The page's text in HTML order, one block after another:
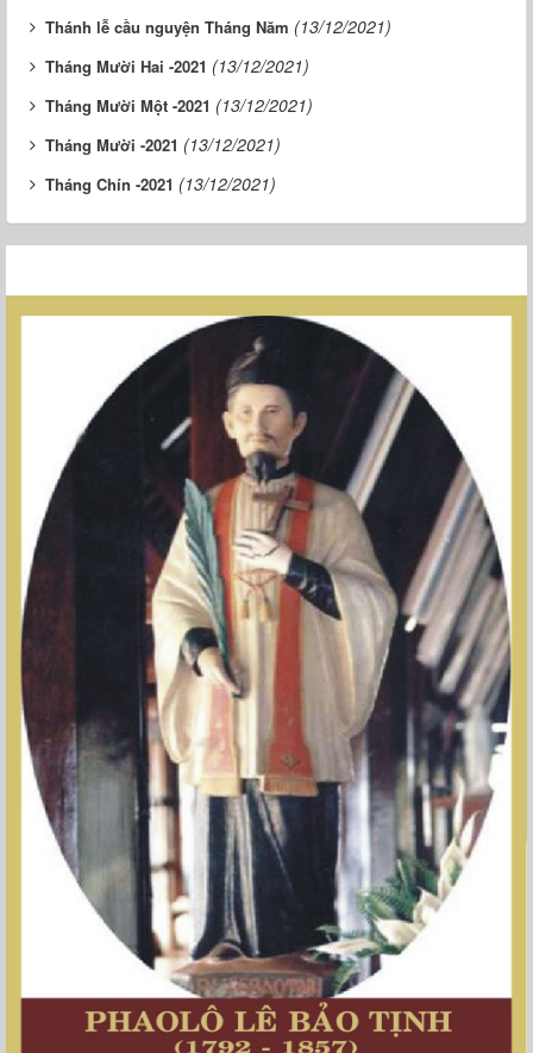
Thánh lễ cầu nguyện Tháng Năm (13/12/2021)
Tháng Mười Hai -2021 (13/12/2021)
Tháng Mười Một -2021 (13/12/2021)
Tháng Mười -2021 (13/12/2021)
Tháng Chín -2021 (13/12/2021)